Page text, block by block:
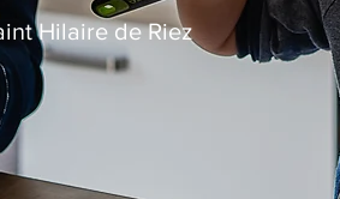
Hilaire de Riez